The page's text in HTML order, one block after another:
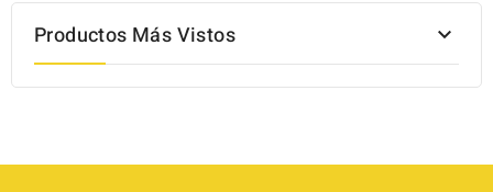
Productos Más Vistos 